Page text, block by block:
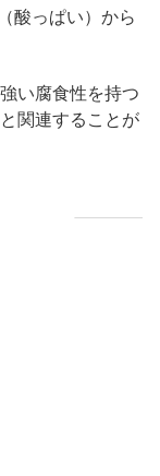
酸っぱい）から
い腐食性を持つ
関連することが